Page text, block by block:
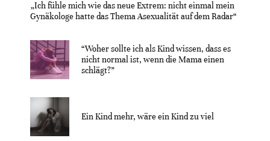
„Ich fühle mich wie das neue Extrem: nicht einmal mein
Gynäkologe hatte das Thema Asexualität auf dem Radar“
“Woher sollte ich als Kind wissen, dass es
nicht normal ist, wenn die Mama einen
schlägt?”
Ein Kind mehr, wäre ein Kind zu viel